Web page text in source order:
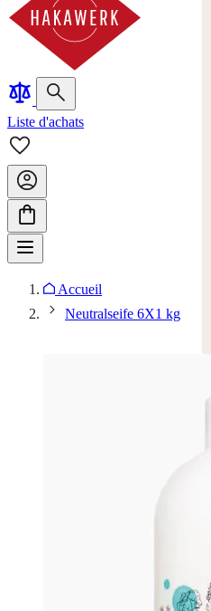
Liste d'achats
Accueil
Neutralseife 6X1 kg